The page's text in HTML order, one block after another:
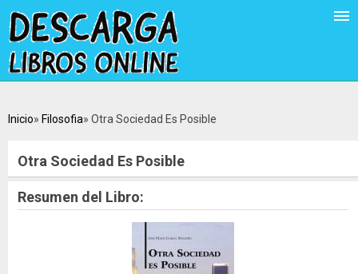
Inicio Filosofia Otra Sociedad Es Posible
Otra Sociedad Es Posible
Resumen del Libro: